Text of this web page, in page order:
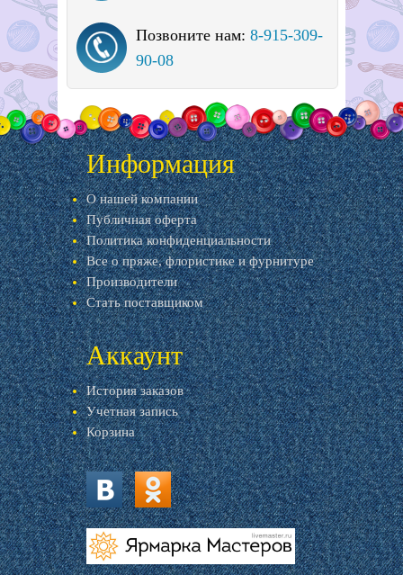
Позвоните нам: 8-915-309-
90-08
Информация
О нашей компании
Публичная оферта
Политика конфиденциальности
Все о пряже, флористике и фурнитуре
Производители
Стать поставщиком
Аккаунт
История заказов
Учетная запись
Корзина
vk.com ok.ru
livemaster.ru